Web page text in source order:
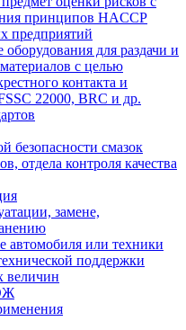
принципов HACCP
для раздачи и
с целью
контакта и
22000, BRC и др.
безопасности смазок
отдела контроля качества
замене,
автомобиля или техники
поддержки
величин